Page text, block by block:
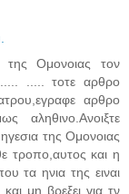
Ομονοιας τον
..... τοτε αρθρο
αρθρο
αληθινο.Ανοιξτε
της Ομονοιας
τροπο,αυτος και η
τα ηνια της ειναι
μη βρεξει για τν